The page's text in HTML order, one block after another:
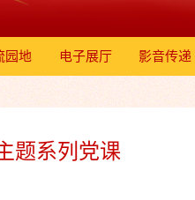
园地 电子展厅 影音传递
题系列党课